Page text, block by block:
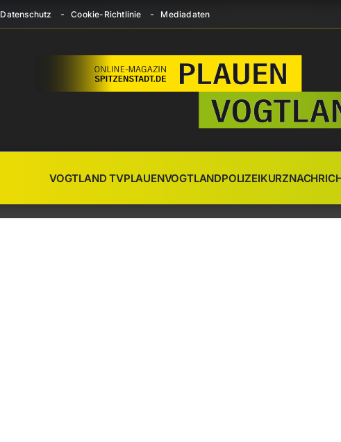
Datenschutz Cookie-Richtlinie Mediadaten
VOGTLAND TVPLAUENVOGTLANDPOLIZEI